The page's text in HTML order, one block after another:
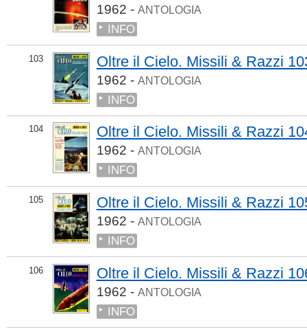
1962 - ANTOLOGIA
INFO
103 Oltre il Cielo. Missili & Razzi
1962 - ANTOLOGIA
INFO
104 Oltre il Cielo. Missili & Razzi
1962 - ANTOLOGIA
INFO
105 Oltre il Cielo. Missili & Razzi
1962 - ANTOLOGIA
INFO
106 Oltre il Cielo. Missili & Razzi
1962 - ANTOLOGIA
INFO